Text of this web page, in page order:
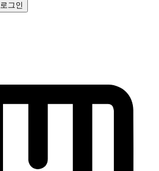
로그인